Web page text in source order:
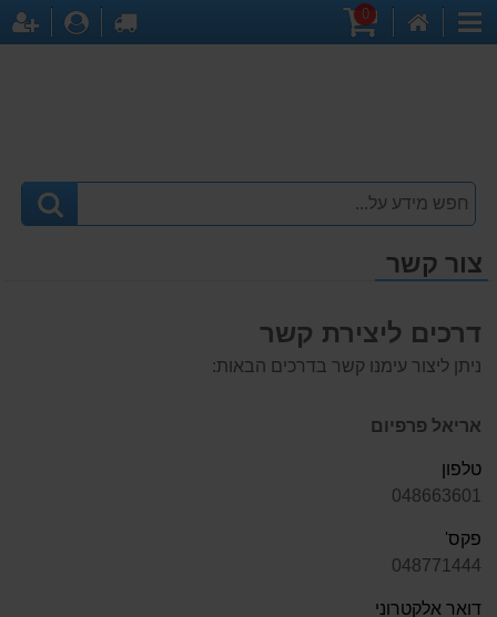
קטגוריות
0
לקופה
צור קשר
דרכים ליצירת קשר
ניתן ליצור עימנו קשר בדרכים הבאות:
אריאל פרפיום
טלפון
048663601
פקס'
048771444
דואר אלקטרוני